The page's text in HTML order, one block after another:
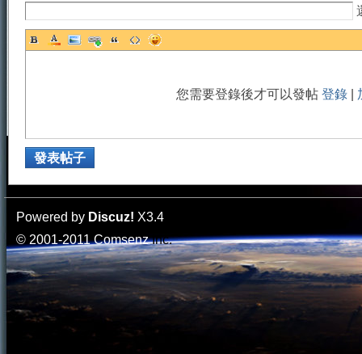
門
您需要登錄後才可以發帖 登錄
發表帖子
Powered by Discuz! X3.4
© 2001-2011ComsenzInc.